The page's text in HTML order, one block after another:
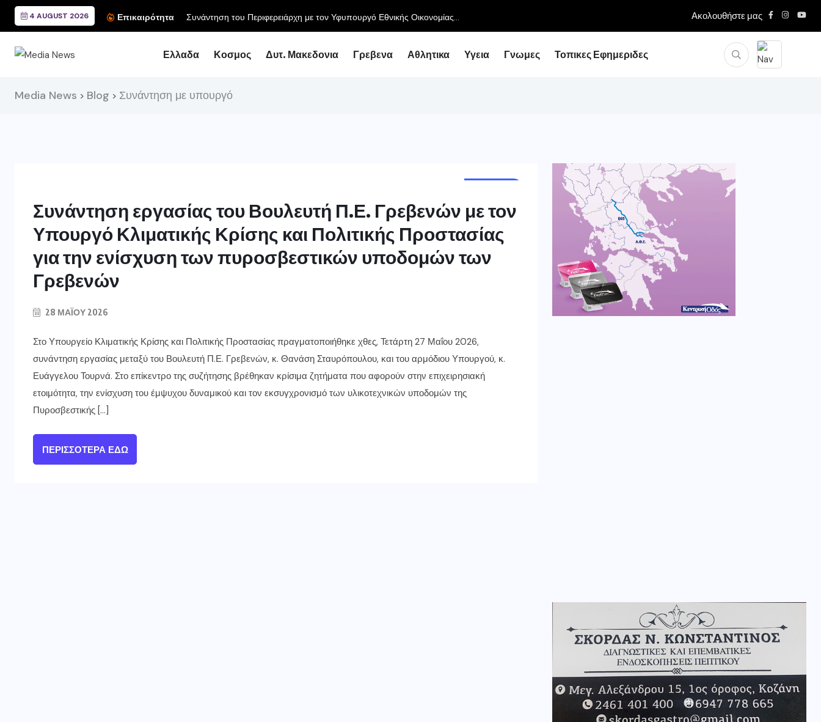
4 AUGUST 2026 Επικαιρότητα Συνάντηση του Περιφερειάρχη με τον Υφυπουργό Εθνικής Οικονομίας... Ακολουθήστε μας
Ελλαδα Κοσμος Δυτ. Μακεδονια Γρεβενα Αθλητικα Υγεια Γνωμες Τοπικες Εφημεριδες
Media News > Blog > Συνάντηση με υπουργό
Συνάντηση εργασίας του Βουλευτή Π.Ε. Γρεβενών με τον
Υπουργό Κλιματικής Κρίσης και Πολιτικής Προστασίας
για την ενίσχυση των πυροσβεστικών υποδομών των
Γρεβενών
28 ΜΑΪ́ΟΥ 2026
Στο Υπουργείο Κλιματικής Κρίσης και Πολιτικής Προστασίας πραγματοποιήθηκε χθες, Τετάρτη 27 Μαΐου 2026,
συνάντηση εργασίας μεταξύ του Βουλευτή Π.Ε. Γρεβενών, κ. Θανάση Σταυρόπουλου, και του αρμόδιου Υπουργού, κ.
Ευάγγελου Τουρνά. Στο επίκεντρο της συζήτησης βρέθηκαν κρίσιμα ζητήματα που αφορούν στην επιχειρησιακή
ετοιμότητα, την ενίσχυση του έμψυχου δυναμικού και τον εκσυγχρονισμό των υλικοτεχνικών υποδομών της
Πυροσβεστικής […]
ΠΕΡΙΣΣΌΤΕΡΑ ΕΔΏ